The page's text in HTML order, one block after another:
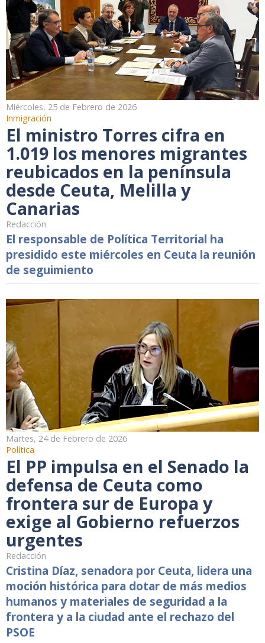
Miércoles, 25 de Febrero de 2026
Inmigración
El ministro Torres cifra en
1.019 los menores migrantes
reubicados en la península
desde Ceuta, Melilla y
Canarias
Redacción
El responsable de Política Territorial ha
presidido este miércoles en Ceuta la reunión
de seguimiento
Martes, 24 de Febrero de 2026
Política
El PP impulsa en el Senado la
defensa de Ceuta como
frontera sur de Europa y
exige al Gobierno refuerzos
urgentes
Redacción
Cristina Díaz, senadora por Ceuta, lidera una
moción histórica para dotar de más medios
humanos y materiales de seguridad a la
frontera y a la ciudad ante el rechazo del
PSOE